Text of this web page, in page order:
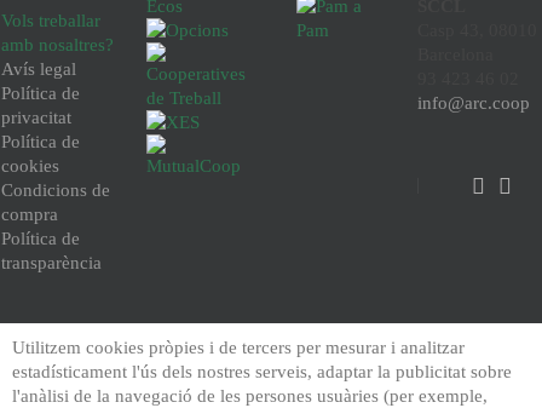
Vols treballar
amb nosaltres?
Avís legal
Política de
privacitat
Política de
cookies
Condicions de
compra
Política de
transparència
info@arc.coop
Utilitzem cookies pròpies i de tercers per mesurar i analitzar
estadísticament l'ús dels nostres serveis, adaptar la publicitat sobre
l'anàlisi de la navegació de les persones usuàries (per exemple,